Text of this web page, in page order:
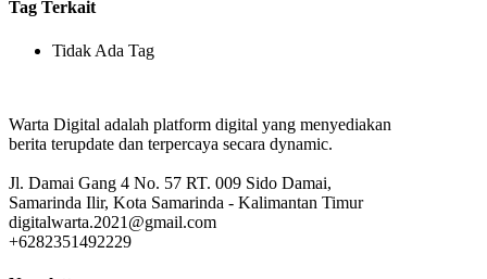
Tag Terkait
Tidak Ada Tag
Warta Digital adalah platform digital yang menyediakan
berita terupdate dan terpercaya secara dynamic.
Jl. Damai Gang 4 No. 57 RT. 009 Sido Damai,
Samarinda Ilir, Kota Samarinda - Kalimantan Timur
digitalwarta.2021@gmail.com
+6282351492229